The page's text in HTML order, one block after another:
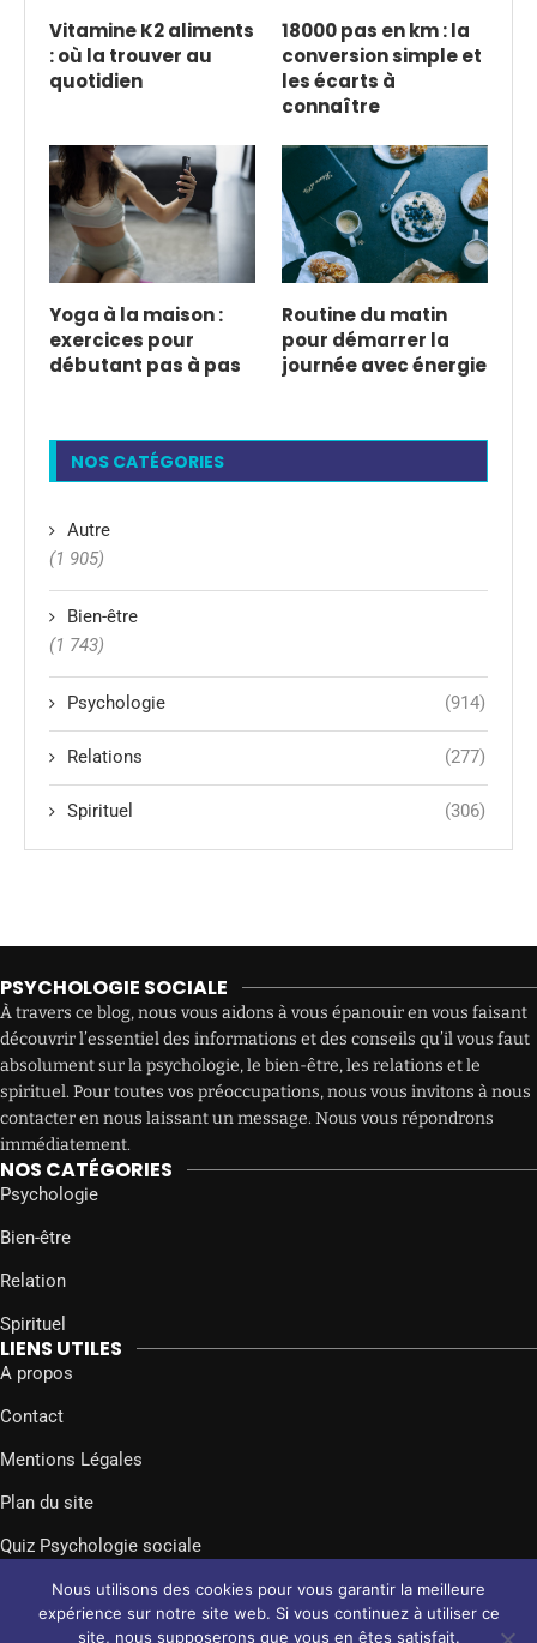
Vitamine K2 aliments
: où la trouver au
quotidien
18000 pas en km : la
conversion simple et
les écarts à
connaître
Yoga à la maison :
exercices pour
débutant pas à pas
Routine du matin
pour démarrer la
journée avec énergie
NOS CATÉGORIES
Autre
(1 905)
Bien-être
(1 743)
Psychologie (914)
Relations (277)
Spirituel (306)
PSYCHOLOGIE SOCIALE
À travers ce blog, nous vous aidons à vous épanouir en vous faisant
découvrir l’essentiel des informations et des conseils qu’il vous faut
absolument sur la psychologie, le bien-être, les relations et le
spirituel. Pour toutes vos préoccupations, nous vous invitons à nous
contacter en nous laissant un message. Nous vous répondrons
immédiatement.
NOS CATÉGORIES
Psychologie
Bien-être
Relation
Spirituel
LIENS UTILES
A propos
Contact
Mentions Légales
Plan du site
Quiz Psychologie sociale
Facebook Twitter Instagram
Nous utilisons des cookies pour vous garantir la meilleure
expérience sur notre site web. Si vous continuez à utiliser ce
site, nous supposerons que vous en êtes satisfait.